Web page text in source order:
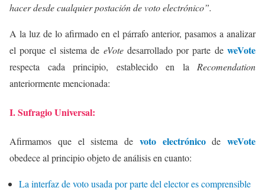
hacer desde cualquier postación de voto electrónico”.
A la luz de lo afirmado en el párrafo anterior, pasamos a analizar
el porque el sistema de eVote desarrollado por parte deweVote
respecta cada principio, establecido en la Recomendation
anteriormente mencionada:
I. Sufragio Universal:
Afirmamos que el sistema de voto electrónicode weVote
obedece al principio objeto de análisis en cuanto:
La interfaz de voto usada por parte del elector es comprensible